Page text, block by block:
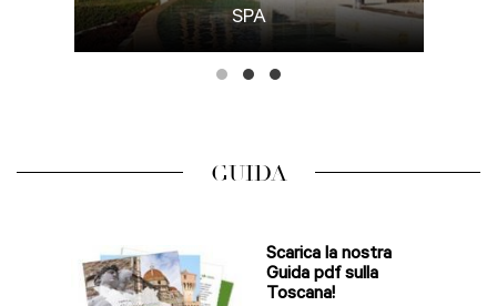
SPA
GUIDA
Scarica la nostra
Guida pdf sulla
Toscana!